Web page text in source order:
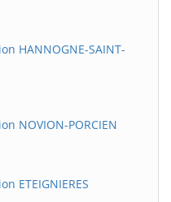
HANNOGNE-SAINT-
NOVION-PORCIEN
ETEIGNIERES